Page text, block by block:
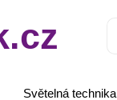
Světelná technika